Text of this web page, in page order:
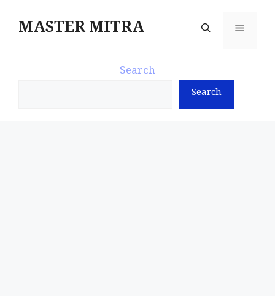
MASTER MITRA Menu
Search
Search